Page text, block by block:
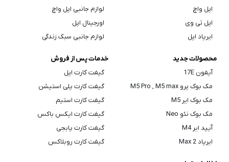
اپل واچ
اپل تی وی
ایرپاد اپل
لوازم جانبی اپل واچ
اورجینال اپل
لوازم جانبی سبک زندگی
محصولات جدید
آیفون 17E
مک بوک پرو M5 Pro , M5 max
مک بوک ایر M5
مک بوک نئو Neo
آیپد ایر M4
ایرپاد Max 2
خدمات پس از فروش
گیفت کارت اپل
گیفت کارت پلی استیشن
گیفت کارت استیم
گیفت کارت ایکس باکس
گیفت کارت پابجی
گیفت کارت روبلاکس